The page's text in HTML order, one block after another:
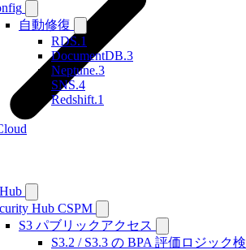
自動修復
RDS.1
DocumentDB.3
Neptune.3
SNS.4
Redshift.1
Hub CSPM
S3 パブリックアクセス
S3.2 / S3.3 の BPA 評価ロジック